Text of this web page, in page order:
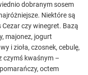
dobranym sosem
Niektóre są
Cezar czy winegret. Bazą
majonez, jogurt
i zioła, czosnek, cebulę,
czymś kwaśnym –
octem